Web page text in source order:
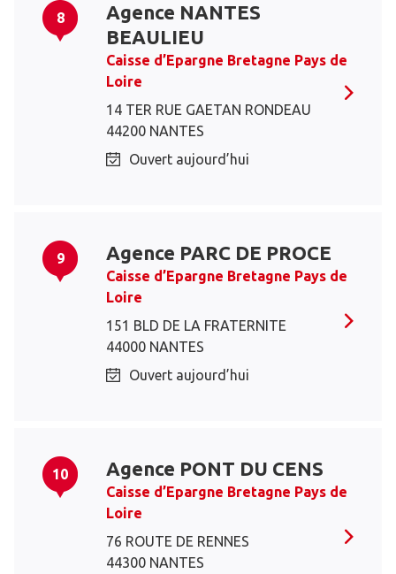
8
Agence NANTES
BEAULIEU
Caisse d’Epargne Bretagne Pays de
Loire
14 TER RUE GAETAN RONDEAU
44200 NANTES
Ouvert aujourd’hui
9 Agence PARC DE PROCE
Caisse d’Epargne Bretagne Pays de
Loire
151 BLD DE LA FRATERNITE
44000 NANTES
Ouvert aujourd’hui
10 Agence PONT DU CENS
Caisse d’Epargne Bretagne Pays de
Loire
76 ROUTE DE RENNES
44300 NANTES